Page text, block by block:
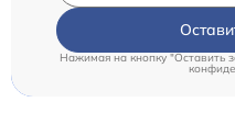
Нажимая на кнопку "Оставить